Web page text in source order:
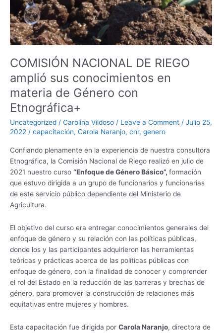
COMISIÓN NACIONAL DE RIEGO
amplió sus conocimientos en
materia de Género con
Etnográfica+
Uncategorized / Carolina Vildoso / Leave a Comment / Julio 25,
2022 / capacitación, Carola Naranjo, cnr, genero
Confiando plenamente en la experiencia de nuestra consultora
Etnográfica, la Comisión Nacional de Riego realizó en julio de
2021 nuestro curso ‘‘Enfoque de Género Básico”, formación
que estuvo dirigida a un grupo de funcionarios y funcionarias
de este servicio público dependiente del Ministerio de
Agricultura.
El objetivo del curso era entregar conocimientos generales del
enfoque de género y su relación con las políticas públicas,
donde los y las participantes adquirieron las herramientas
teóricas y prácticas acerca de las políticas públicas con
enfoque de género, con la finalidad de conocer y comprender
el rol del Estado en la reducción de las barreras y brechas de
género, para promover la construcción de relaciones más
equitativas entre mujeres y hombres.
Esta capacitación fue dirigida por Carola Naranjo, directora de
conocimientos
en
materia
de
Género
con
Etnográfica+